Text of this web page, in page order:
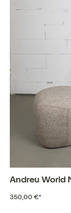
Andreu World
350,00 €*